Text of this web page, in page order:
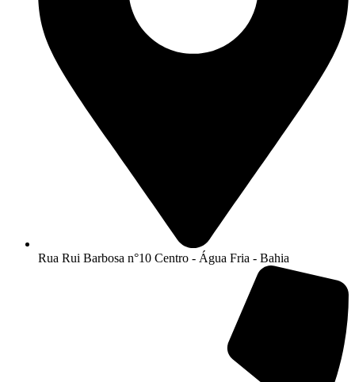
Rua Rui Barbosa n°10 Centro - Água Fria - Bahia